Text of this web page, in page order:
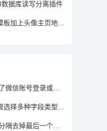
数据库读写分离插件
像主页地址的留言本插件
号登录获取的头像保存到本地方法
多种字段类型修改方法
最后一个值得分隔符